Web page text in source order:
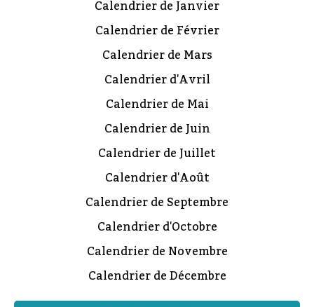
Calendrier de Janvier
Calendrier de Février
Calendrier de Mars
Calendrier d'Avril
Calendrier de Mai
Calendrier de Juin
Calendrier de Juillet
Calendrier d'Août
Calendrier de Septembre
Calendrier d'Octobre
Calendrier de Novembre
Calendrier de Décembre